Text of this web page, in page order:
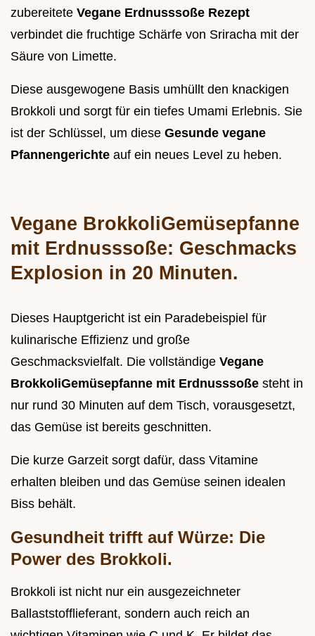
zubereitete Vegane Erdnusssoße Rezept
verbindet die fruchtige Schärfe von Sriracha mit der
Säure von Limette.
Diese ausgewogene Basis umhüllt den knackigen
Brokkoli und sorgt für ein tiefes Umami Erlebnis. Sie
ist der Schlüssel, um diese Gesunde vegane
Pfannengerichte auf ein neues Level zu heben.
Vegane BrokkoliGemüsepfanne
mit Erdnusssoße: Geschmacks
Explosion in 20 Minuten.
Dieses Hauptgericht ist ein Paradebeispiel für
kulinarische Effizienz und große
Geschmacksvielfalt. Die vollständige Vegane
BrokkoliGemüsepfanne mit Erdnusssoße steht in
nur rund 30 Minuten auf dem Tisch, vorausgesetzt,
das Gemüse ist bereits geschnitten.
Die kurze Garzeit sorgt dafür, dass Vitamine
erhalten bleiben und das Gemüse seinen idealen
Biss behält.
Gesundheit trifft auf Würze: Die
Power des Brokkoli.
Brokkoli ist nicht nur ein ausgezeichneter
Ballaststofflieferant, sondern auch reich an